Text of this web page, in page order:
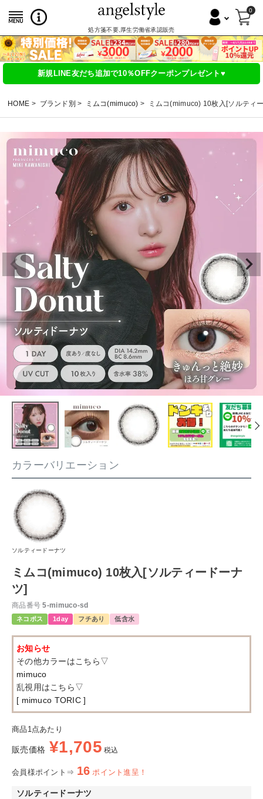
処方箋不要,厚生労働省承認販売
0
新規LINE友だち追加で10％OFFクーポンプレゼント♥
HOME ブランド別 ミムコ(mimuco) ミムコ(mimuco) 10枚入[ソルティ
カラーバリエーション
ソルティードーナツ
ミムコ(mimuco) 10枚入[ソルティードーナ
ツ]
商品番号 5-mimuco-sd
ネコポス 1day フチあり 低含水
お知らせ
その他カラーはこちら▽
mimuco
乱視用はこちら▽
[ mimuco TORIC ]
商品1点あたり
販売価格 ¥1,705 税込
会員様ポイント⇒ 16 ポイント進呈！
ソルティードーナツ